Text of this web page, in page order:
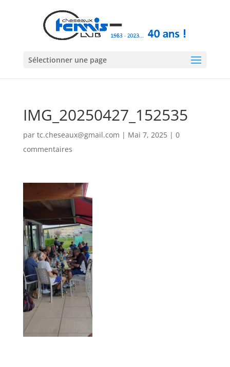
Sélectionner une page
IMG_20250427_152535
par tc.cheseaux@gmail.com | Mai 7, 2025| 0
commentaires